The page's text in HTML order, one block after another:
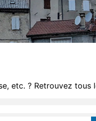
etc. ? Retrouvez